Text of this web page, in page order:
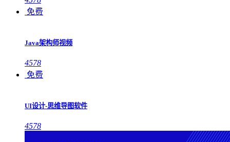
免费
Java架构师视频
4578
免费
UI设计-思维导图软件
4578